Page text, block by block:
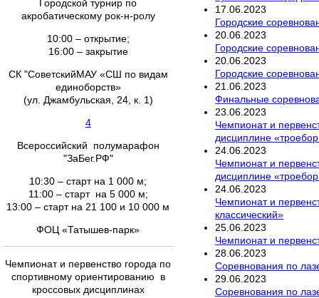
Городской турнир по
акробатическому рок-н-ролу
10:00 – открытие;
16:00 – закрытие
СК "СоветскийМАУ «СШ по видам
единоборств»
(ул. Джамбульская, 24, к. 1)
4
Всероссийский полумарафон
"ЗаБег.РФ"
10:30 – старт на 1 000 м;
11:00 – старт на 5 000 м;
13:00 – старт на 21 100 и 10 000 м
ФОЦ «Татышев-парк»
Чемпионат и первенство города по
спортивному ориентированию в
кроссовых дисциплинах
17 06 2023
Городские
20 06 2023
Городские
20 06 2023
Городские
21 06 2023
Финальные
23 06 2023
Чемпионат и
дисциплине
24 06 2023
Чемпионат и
дисциплине
24 06 2023
Чемпионат и
классический»
25 06 2023
Чемпионат и
28 06 2023
Соревнования по
29 06 2023
Соревнования по